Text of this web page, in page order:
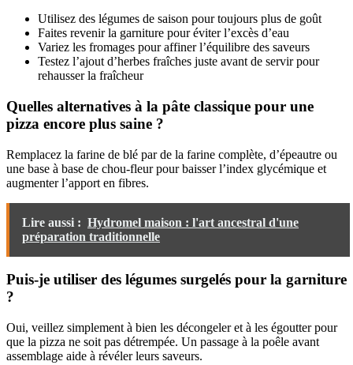
Utilisez des légumes de saison pour toujours plus de goût
Faites revenir la garniture pour éviter l’excès d’eau
Variez les fromages pour affiner l’équilibre des saveurs
Testez l’ajout d’herbes fraîches juste avant de servir pour
rehausser la fraîcheur
Quelles alternatives à la pâte classique pour une
pizza encore plus saine ?
Remplacez la farine de blé par de la farine complète, d’épeautre ou
une base à base de chou-fleur pour baisser l’index glycémique et
augmenter l’apport en fibres.
Lire aussi : Hydromel maison : l'art ancestral d'une
préparation traditionnelle
Puis-je utiliser des légumes surgelés pour la garniture
?
Oui, veillez simplement à bien les décongeler et à les égoutter pour
que la pizza ne soit pas détrempée. Un passage à la poêle avant
assemblage aide à révéler leurs saveurs.